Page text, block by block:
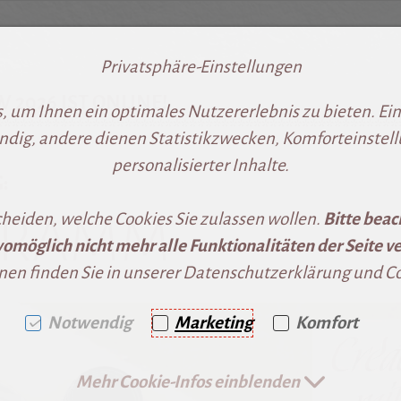
[AK + 1]
2026 IST ONLINE!
Privatsphäre-Einstellungen
um Ihnen ein optimales Nutzererlebnis zu bieten.
andere dienen Statistikzwecken,
personalisierter Inhalte.
welche Cookies Sie zulassen wollen. Bitte
nicht mehr alle Funktionalitäten der Seite
finden Sie in unserer Datenschutzerklärung und
Notwendig Marketing Komfort
Mehr Cookie-Infos einblenden